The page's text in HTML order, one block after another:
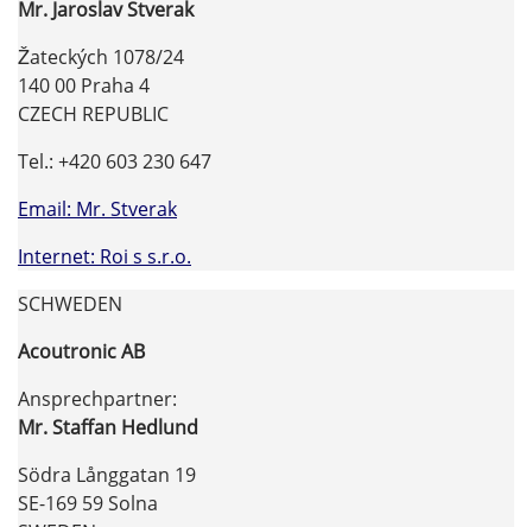
Mr. Jaroslav Stverak
Žateckých 1078/24
140 00 Praha 4
CZECH REPUBLIC
Tel.: +420 603 230 647
Email: Mr. Stverak
Internet: Roi s s.r.o.
SCHWEDEN
Acoutronic AB
Ansprechpartner:
Mr. Staffan Hedlund
Södra Långgatan 19
SE-169 59 Solna